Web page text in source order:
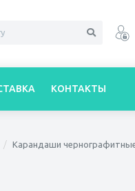
Карандаши
КОНТАКТЫ